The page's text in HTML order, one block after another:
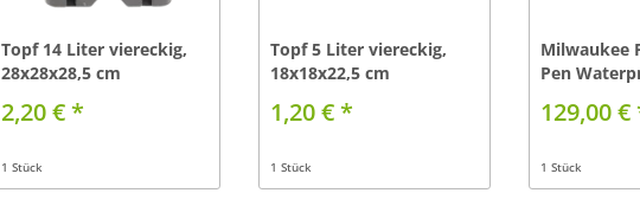
Topf 14 Liter viereckig,
28x28x28,5 cm
2,20 € *
1 Stück
Topf 5 Liter viereckig,
18x18x22,5 cm
1,20 € *
1 Stück
Milwaukee
Pen
129,00 €
1 Stück